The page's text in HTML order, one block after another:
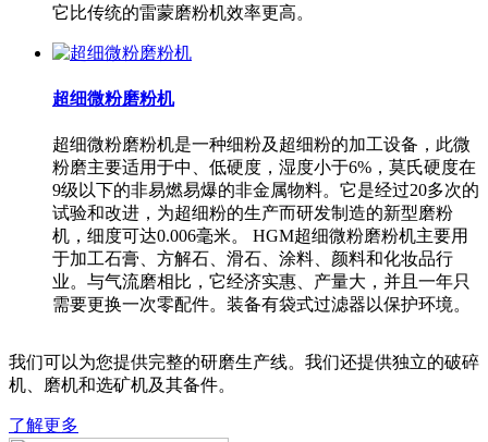
它比传统的雷蒙磨粉机效率更高。
超细微粉磨粉机
超细微粉磨粉机是一种细粉及超细粉的加工设备，此微
粉磨主要适用于中、低硬度，湿度小于6%，莫氏硬度在
9级以下的非易燃易爆的非金属物料。它是经过20多次的
试验和改进，为超细粉的生产而研发制造的新型磨粉
机，细度可达0.006毫米。 HGM超细微粉磨粉机主要用
于加工石膏、方解石、滑石、涂料、颜料和化妆品行
业。与气流磨相比，它经济实惠、产量大，并且一年只
需要更换一次零配件。装备有袋式过滤器以保护环境。
我们可以为您提供完整的研磨生产线。我们还提供独立的破碎
机、磨机和选矿机及其备件。
了解更多